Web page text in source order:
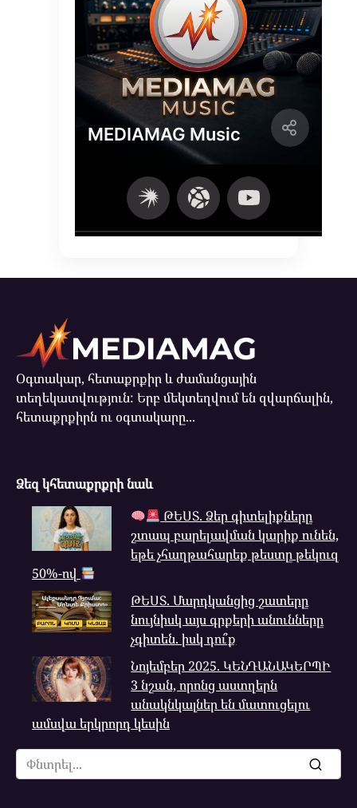
Օգտակար, հետաքրքիր և ժամանցային
տեղեկատվություն: Երբ մեկտեղվում են զվարճալին,
հետաքրքիրն ու օգտակարը...
Ձեզ կհետաքրքրի նաև
ԹԵՍՏ. Ձեր գիտելիքները
շտապ բարելավման կարիք ունեն,
եթե չհաղթահարեք թեստը թեկուզ
50%-ով
ԹԵՍՏ. Մարդկանցից շատերը
նույնիսկ այս գրքերի անունները
չգիտեն. իսկ դու՞ք
Նոյեմբեր 2025. ԿԵՆԴԱՆԱԿԵՐՊԻ
3 նշան, որոնց աստղերն
անակնկալներ են մատուցելու
ամսվա երկրորդ կեսին
Search
for: